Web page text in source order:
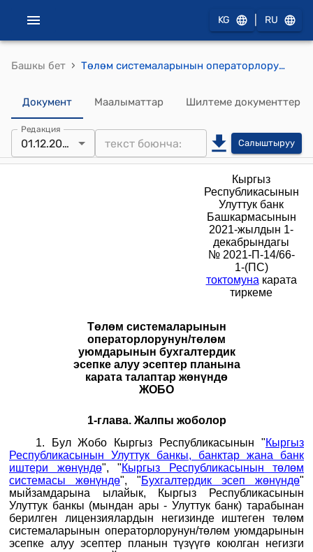
KG RU
Башкы бет › Төлөм системаларынын операторлорунун/төлөм уюмдарынын бухгалтердик эсепке алуу эсептер планына карата талаптар жөнүндө жобо ( Кыргыз Республикасынын Улуттук банк Башкармасынын 2021-жылдын 1-декабрындагы № 2021-П-14/66-1-(ПС) токтомуна)
Документ Маалыматтар Шилтеме документтер
Редакция
01.12.2021 Салыштыруу